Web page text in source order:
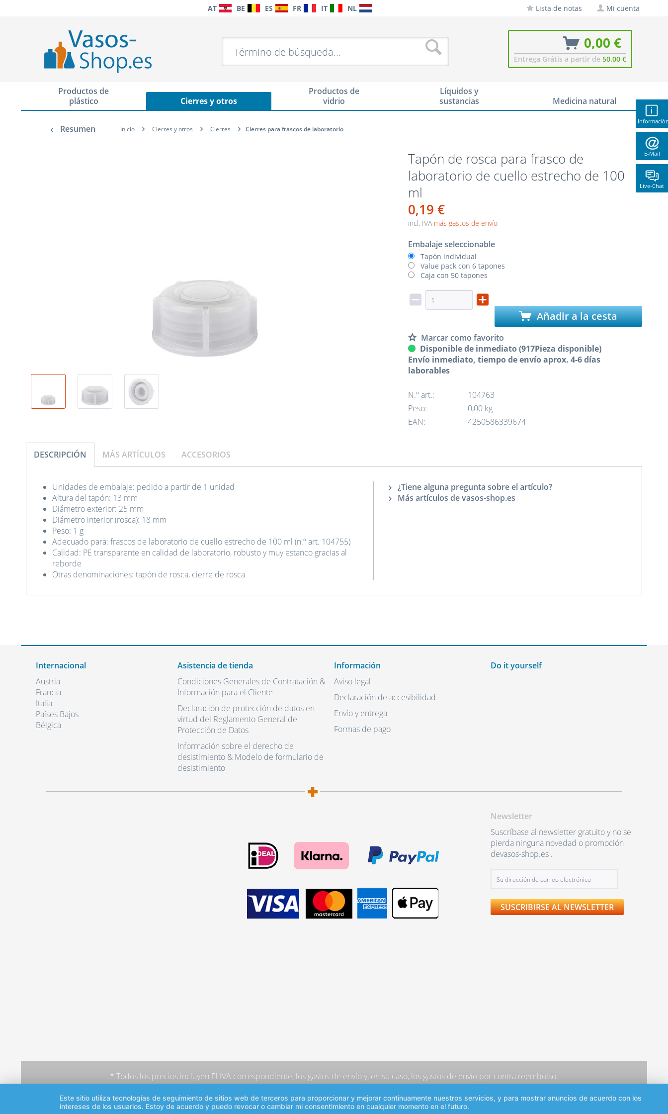
E-Mail
Live-Chat
AT BE ES FR IT NL Lista de notas Mi cuenta
0,00 €
Entrega Grátis a partir de 50.00 €
Productos de
plástico
Cierres y otros
Productos de
vidrio
Líquidos y
sustancias
Medicina natural
Resumen Inicio Cierres y otros Cierres Cierres para frascos de laboratorio
Tapón de rosca para frasco de
laboratorio de cuello estrecho de 100
ml
0,19 €
incl. IVA más gastos de envío
Embalaje seleccionable
Tapón individual
Value pack con 6 tapones
Caja con 50 tapones
Añadir a la cesta
Marcar como favorito
Disponible de inmediato (917Pieza disponible)
Envío inmediato, tiempo de envío aprox. 4-6 días
laborables
N.º art.:
104763
Peso:
0,00 kg
EAN:
4250586339674
DESCRIPCIÓN MÁS ARTÍCULOS ACCESORIOS
Unidades de embalaje: pedido a partir de 1 unidad
Altura del tapón: 13 mm
Diámetro exterior: 25 mm
Diámetro interior (rosca): 18 mm
Peso: 1 g
Adecuado para: frascos de laboratorio de cuello estrecho de 100 ml (n.º art. 104755)
Calidad: PE transparente en calidad de laboratorio, robusto y muy estanco gracias al
reborde
Otras denominaciones: tapón de rosca, cierre de rosca
¿Tiene alguna pregunta sobre el artículo?
Más artículos de vasos-shop.es
Internacional
Austria
Francia
Italia
Países Bajos
Bélgica
Asistencia de tienda
Condiciones Generales de Contratación &
Información para el Cliente
Declaración de protección de datos en
virtud del Reglamento General de
Protección de Datos
Información sobre el derecho de
desistimiento & Modelo de formulario de
desistimiento
Información
Aviso legal
Declaración de accesibilidad
Envío y entrega
Formas de pago
Do it yourself
Newsletter
Suscríbase al newsletter gratuito y no se
pierda ninguna novedad o promoción
devasos-shop.es .
SUSCRIBIRSE AL NEWSLETTER
* Todos los precios incluyen El IVA correspondiente, los gastos de envíoy, en su caso, los gastos de envío por contra reembolso.
Este sitio utiliza tecnologías de seguimiento de sitios web de terceros para proporcionar y mejorar continuamente nuestros servicios, y para mostrar anuncios de acuerdo con los
intereses de los usuarios. Estoy de acuerdo y puedo revocar o cambiar mi consentimiento en cualquier momento en el futuro.